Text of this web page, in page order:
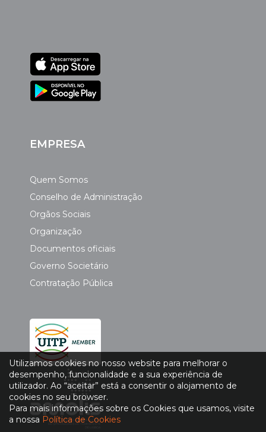
EMPRESA
Quem Somos
Conselho de Administração
Orgãos Sociais
Organização
Documentos oficiais
Governo Societário
Contratação Pública
Utilizamos cookies no nosso website para melhorar o
desempenho, funcionalidade e a sua experiência de
utilizador. Ao “aceitar” está a consentir o alojamento de
cookies no seu browser.
Para mais informações sobre os Cookies que usamos, visite
a nossa Política de Cookies